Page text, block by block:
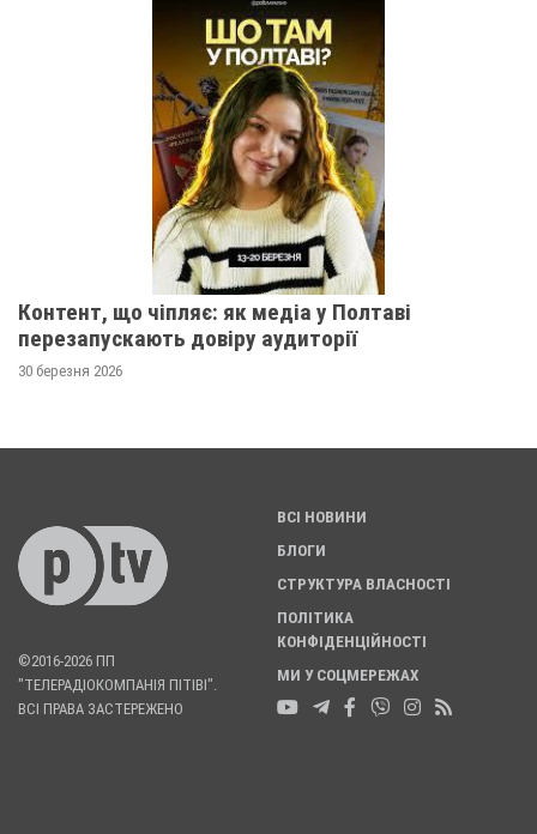
Контент, що чіпляє: як медіа у Полтаві
перезапускають довіру аудиторії
30 березня 2026
©2016-2026 ПП
"ТЕЛЕРАДІОКОМПАНІЯ ПІТІВІ".
ВСІ ПРАВА ЗАСТЕРЕЖЕНО
ВСІ НОВИНИ
БЛОГИ
СТРУКТУРА ВЛАСНОСТІ
ПОЛІТИКА
КОНФІДЕНЦІЙНОСТІ
МИ У СОЦМЕРЕЖАХ